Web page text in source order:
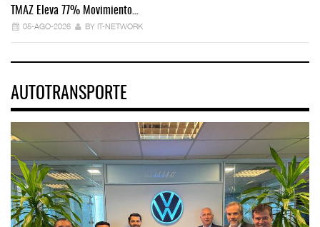
TMAZ Eleva 77% Movimiento…
05-AGO-2026 BY IT-NETWORK
AUTOTRANSPORTE